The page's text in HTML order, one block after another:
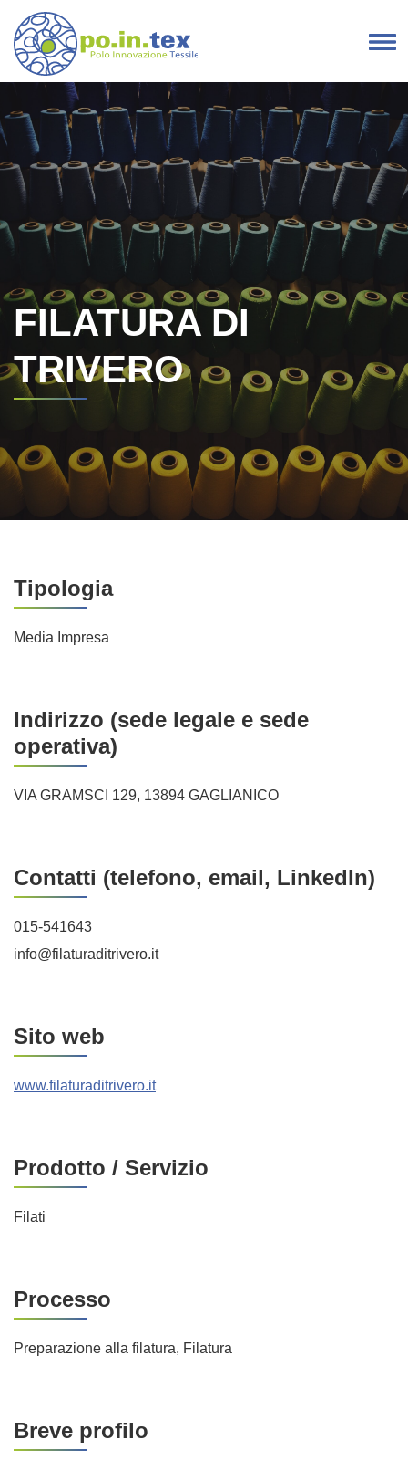
Navigazione principale
FILATURA DI
TRIVERO
Tipologia
Media Impresa
Indirizzo (sede legale e sede
operativa)
VIA GRAMSCI 129, 13894 GAGLIANICO
Contatti (telefono, email, LinkedIn)
015-541643
info@filaturaditrivero.it
Sito web
www.filaturaditrivero.it
Prodotto / Servizio
Filati
Processo
Preparazione alla filatura, Filatura
Breve profilo